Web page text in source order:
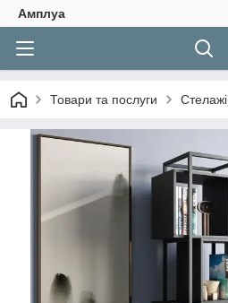
Амплуа
Товари та послуги Стелажі